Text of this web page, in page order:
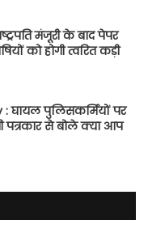
मंजूरी के बाद पेपर
को होगी त्वरित कड़ी
घायल पुलिसकर्मियों पर
पत्रकार से बोले क्या आप